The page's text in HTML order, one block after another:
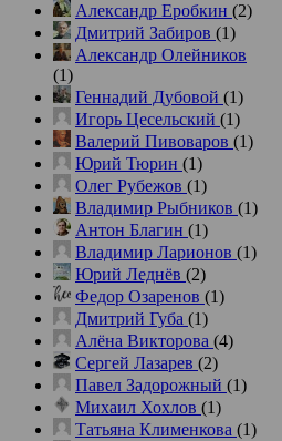
Александр Еробкин (2)
Дмитрий Забиров (1)
Александр Олейников
(1)
Геннадий Дубовой (1)
Игорь Цесельский (1)
Валерий Пивоваров (1)
Юрий Тюрин (1)
Олег Рубежов (1)
Владимир Рыбников (1)
Антон Благин (1)
Владимир Ларионов (1)
Юрий Леднёв (2)
Федор Озаренов (1)
Дмитрий Губа (1)
Алёна Викторова (4)
Сергей Лазарев (2)
Павел Задорожный (1)
Михаил Хохлов (1)
Татьяна Клименкова (1)